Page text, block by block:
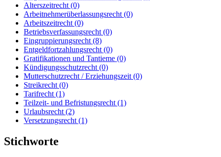
Alterszeitrecht (0)
Arbeitnehmerüberlassungsrecht (0)
Arbeitszeitrecht (0)
Betriebsverfassungsrecht (0)
Eingruppierungsrecht (8)
Entgeldfortzahlungsrecht (0)
Gratifikationen und Tantieme (0)
Kündigungsschutzrecht (0)
Mutterschutzrecht / Erziehungszeit (0)
Streikrecht (0)
Tarifrecht (1)
Teilzeit- und Befristungsrecht (1)
Urlaubsrecht (2)
Versetzungsrecht (1)
Stichworte